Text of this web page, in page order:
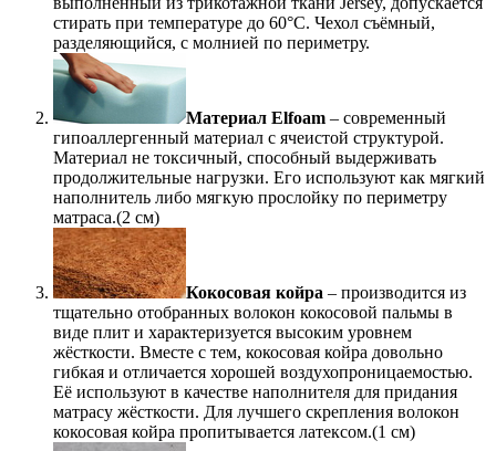
стирать при температуре до 60°С. Чехол съёмный,
разделяющийся, с молнией по периметру.
Материал Elfoam – современный
гипоаллергенный материал с ячеистой структурой.
Материал не токсичный, способный выдерживать
продолжительные нагрузки. Его используют как мягкий
наполнитель либо мягкую прослойку по периметру
матраса.(2 см)
Кокосовая койра – производится из
тщательно отобранных волокон кокосовой пальмы в
виде плит и характеризуется высоким уровнем
жёсткости. Вместе с тем, кокосовая койра довольно
гибкая и отличается хорошей воздухопроницаемостью.
Её используют в качестве наполнителя для придания
матрасу жёсткости. Для лучшего скрепления волокон
кокосовая койра пропитывается латексом.(1 см)